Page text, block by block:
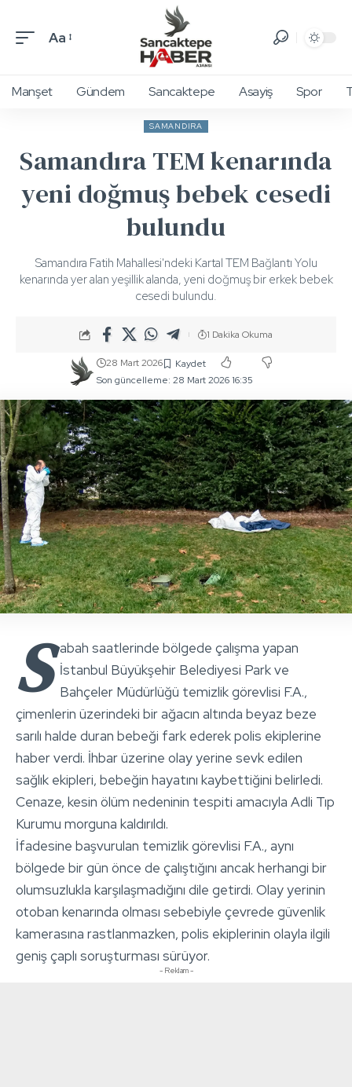
Aa
Manşet Gündem Sancaktepe Asayiş Spor
SAMANDIRA
Samandıra TEM kenarında
yeni doğmuş bebek cesedi
bulundu
Samandıra Fatih Mahallesi'ndeki Kartal TEM Bağlantı Yolu
kenarında yer alan yeşillik alanda, yeni doğmuş bir erkek bebek
cesedi bulundu.
Son güncelleme: 28 Mart 2026 16:35
28 Mart 2026
1 Dakika Okuma
S abah saatlerinde bölgede çalışma yapan
İstanbul Büyükşehir Belediyesi Park ve
Bahçeler Müdürlüğü temizlik görevlisi F.A.,
çimenlerin üzerindeki bir ağacın altında beyaz beze
sarılı halde duran bebeği fark ederek polis ekiplerine
haber verdi. İhbar üzerine olay yerine sevk edilen
sağlık ekipleri, bebeğin hayatını kaybettiğini belirledi.
Cenaze, kesin ölüm nedeninin tespiti amacıyla Adli Tıp
Kurumu morguna kaldırıldı.
İfadesine başvurulan temizlik görevlisi F.A., aynı
bölgede bir gün önce de çalıştığını ancak herhangi bir
olumsuzlukla karşılaşmadığını dile getirdi. Olay yerinin
otoban kenarında olması sebebiyle çevrede güvenlik
kamerasına rastlanmazken, polis ekiplerinin olayla ilgili
geniş çaplı soruşturması sürüyor.
- Reklam -